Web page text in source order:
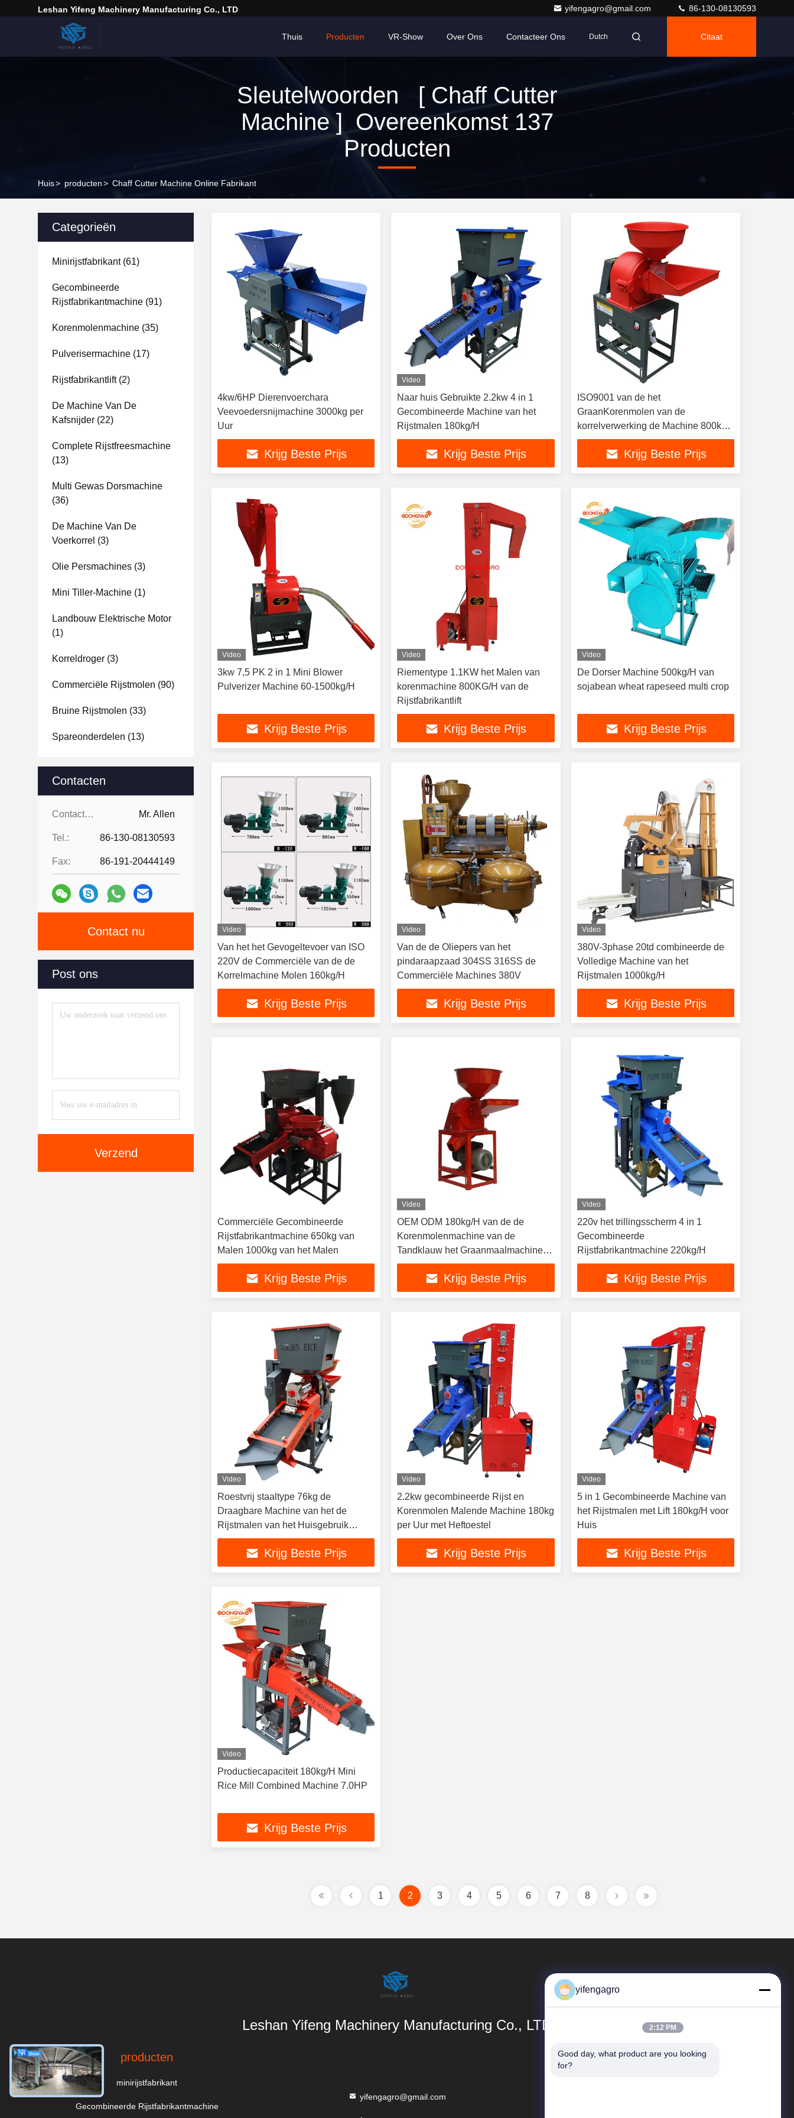
Leshan Yifeng Machinery Manufacturing Co., LTD yifengagro@gmail.com 86-130-08130593
Thuis Producten VR-Show Over Ons Contacteer Ons Dutch Citaat
Sleutelwoorden [ Chaff Cutter
Machine ] Overeenkomst 137
Producten
Huis> producten> Chaff Cutter Machine Online Fabrikant
Categorieën
Minirijstfabrikant(61)
Gecombineerde
Rijstfabrikantmachine (91)
Korenmolenmachine (35)
Pulverisermachine (17)
Rijstfabrikantlift(2)
De Machine Van De
Kafsnijder (22)
Complete Rijstfreesmachine
(13)
Multi Gewas Dorsmachine
(36)
De Machine Van De
Voerkorrel (3)
Olie Persmachines (3)
Mini Tiller-Machine (1)
Landbouw Elektrische Motor
(1)
Korreldroger (3)
Commerciële Rijstmolen (90)
Bruine Rijstmolen (33)
Spareonderdelen (13)
Contacten
Contacten: Mr. Allen
Tel.: 86-130-08130593
Fax: 86-191-20444149
Contact nu
Post ons
Verzend
4kw/6HP Dierenvoerchara
Veevoedersnijmachine 3000kg per
Uur
Krijg Beste Prijs
Video
Naar huis Gebruikte 2.2kw 4 in 1
Gecombineerde Machine van het
Rijstmalen 180kg/H
Krijg Beste Prijs
ISO9001 van de het
GraanKorenmolen van de
korrelverwerking de Machine 800kg
per Uur
Krijg Beste Prijs
Video
3kw 7,5 PK 2 in 1 Mini Blower
Pulverizer Machine 60-1500kg/H
Krijg Beste Prijs
Video
Riementype 1.1KW het Malen van
korenmachine 800KG/H van de
Rijstfabrikantlift
Krijg Beste Prijs
Video
De Dorser Machine 500kg/H van
sojabean wheat rapeseed multi crop
Krijg Beste Prijs
Video
Van het het Gevogeltevoer van ISO
220V de Commerciële van de de
Korrelmachine Molen 160kg/H
Krijg Beste Prijs
Video
Van de de Oliepers van het
pindaraapzaad 304SS 316SS de
Commerciële Machines 380V
Krijg Beste Prijs
Video
380V-3phase 20td combineerde de
Volledige Machine van het
Rijstmalen 1000kg/H
Krijg Beste Prijs
Commerciële Gecombineerde
Rijstfabrikantmachine 650kg van
Malen 1000kg van het Malen
Krijg Beste Prijs
Video
OEM ODM 180kg/H van de de
Korenmolenmachine van de
Tandklauw het Graanmaalmachine
9FC-21
Krijg Beste Prijs
Video
220v het trillingsscherm 4 in 1
Gecombineerde
Rijstfabrikantmachine 220kg/H
Krijg Beste Prijs
Video
Roestvrij staaltype 76kg de
Draagbare Machine van het de
Rijstmalen van het Huisgebruik
2800r/Min
Krijg Beste Prijs
Video
2.2kw gecombineerde Rijst en
Korenmolen Malende Machine 180kg
per Uur met Heftoestel
Krijg Beste Prijs
Video
5 in 1 Gecombineerde Machine van
het Rijstmalen met Lift 180kg/H voor
Huis
Krijg Beste Prijs
Video
Productiecapaciteit 180kg/H Mini
Rice Mill Combined Machine 7.0HP
Krijg Beste Prijs
1 2 3 4 5 6 7 8
Leshan Yifeng Machinery Manufacturing Co., LTD
producten
minirijstfabrikant
Gecombineerde Rijstfabrikantmachine
yifengagro@gmail.com
Snelkoppelingen
yifengagro
2:12 PM
Good day, what product are you looking
for?